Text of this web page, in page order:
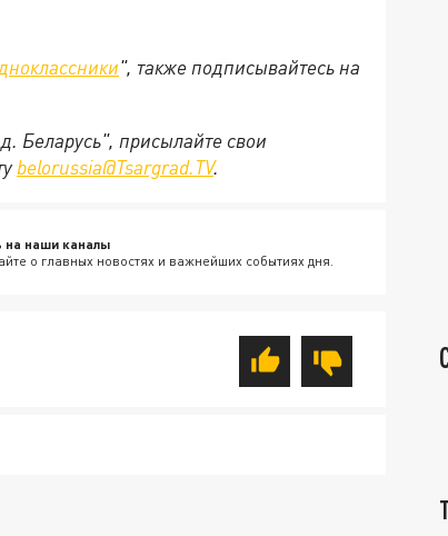
", также подписывайтесь на
Беларусь", присылайте свои
belorussia@Tsargrad.TV.
на наши каналы
о главных новостях и важнейших событиях дня.